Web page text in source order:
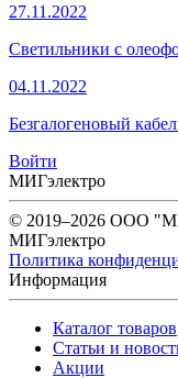
27.11.2022
Светильники с
04.11.2022
Безгалогеновый
Войти
МИГэлектро
© 2019–2026 ООО
МИГэлектро
Политика
Информация
Каталог товаров
Статьи и
Акции